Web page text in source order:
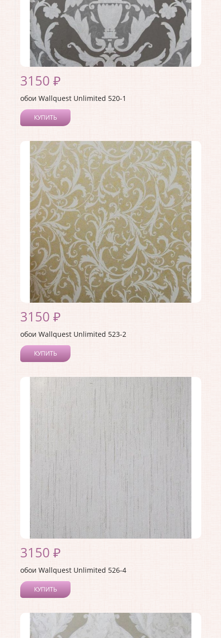
3150 ₽
обои Wallquest Unlimited 520-1
КУПИТЬ
Коллекция:Unlimited
Длина рулона:
10.05
Ширина рулона:0.53
Материал покрытия:Без покрытия
Страна:США
Материал основы: Флизелин
Раппорт:<>
3150 ₽
обои Wallquest Unlimited 523-2
КУПИТЬ
Коллекция:Unlimited
Длина рулона:
10.05
Ширина рулона:
0.53
Материал покрытия:
Без покрытия
Страна:
США
Материал основы:
Флизелин
Раппорт: <>
3150 ₽
обои Wallquest Unlimited 526-4
КУПИТЬ
Коллекция:Unlimited
Длина рулона:10.05
Ширина рулона:0.53